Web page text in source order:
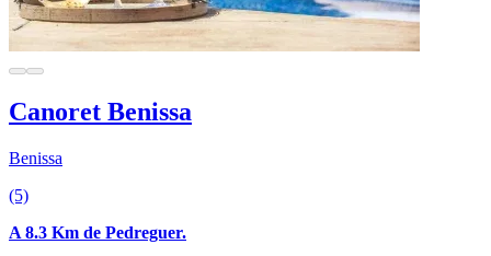
Canoret Benissa
Benissa
(5)
A 8.3 Km de Pedreguer.